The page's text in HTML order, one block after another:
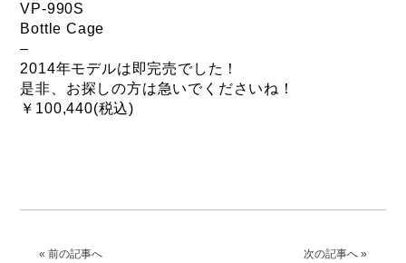
VP-990S
Bottle Cage
–
2014年モデルは即完売でした！
是非、お探しの方は急いでくださいね！
￥100,440(税込)
次の記事へ »
« 前の記事へ